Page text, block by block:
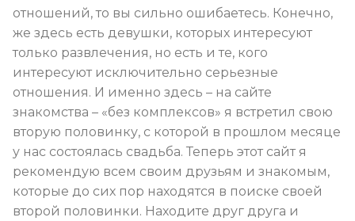
отношений, то вы сильно ошибаетесь. Конечно,
же здесь есть девушки, которых интересуют
только развлечения, но есть и те, кого
интересуют исключительно серьезные
отношения. И именно здесь – на сайте
знакомства – «без комплексов» я встретил свою
вторую половинку, с которой в прошлом месяце
у нас состоялась свадьба. Теперь этот сайт я
рекомендую всем своим друзьям и знакомым,
которые до сих пор находятся в поиске своей
второй половинки. Находите друг друга и